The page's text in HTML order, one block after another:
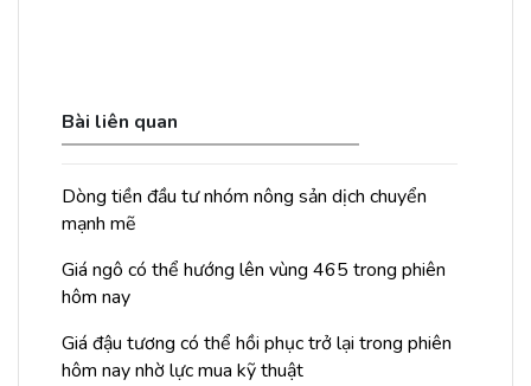
Bài liên quan
Dòng tiền đầu tư nhóm nông sản dịch chuyển
mạnh mẽ
Giá ngô có thể hướng lên vùng 465 trong phiên
hôm nay
Giá đậu tương có thể hồi phục trở lại trong phiên
hôm nay nhờ lực mua kỹ thuật